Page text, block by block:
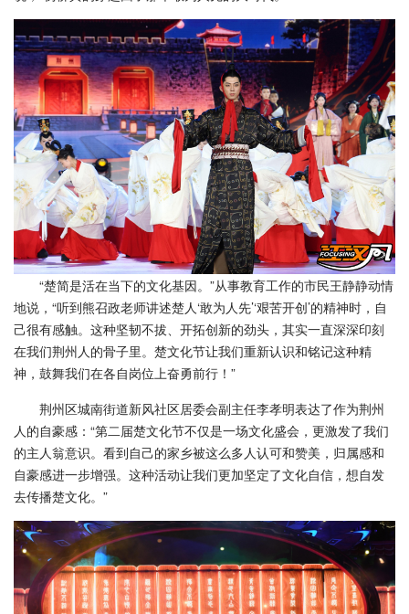
“楚简是活在当下的文化基因。”从事教育工作的市民王静静动情
地说，“听到熊召政老师讲述楚人‘敢为人先’‘艰苦开创’的精神时，自
己很有感触。这种坚韧不拔、开拓创新的劲头，其实一直深深印刻
在我们荆州人的骨子里。楚文化节让我们重新认识和铭记这种精
神，鼓舞我们在各自岗位上奋勇前行！”
荆州区城南街道新风社区居委会副主任李孝明表达了作为荆州
人的自豪感：“第二届楚文化节不仅是一场文化盛会，更激发了我们
的主人翁意识。看到自己的家乡被这么多人认可和赞美，归属感和
自豪感进一步增强。这种活动让我们更加坚定了文化自信，想自发
去传播楚文化。”